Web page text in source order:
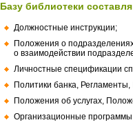
Базу библиотеки
Должностные инструкции;
Положения о
о взаимодействии
Личностные спецификации
Политики банка,
Положения об услугах,
Организационные